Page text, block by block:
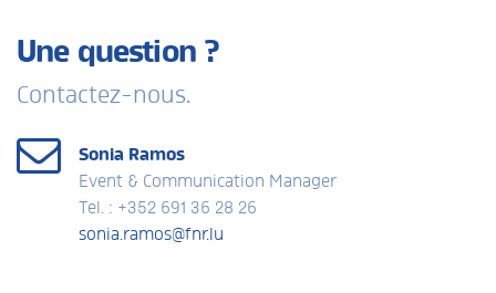
Une question ?
Contactez-nous.
Sonia Ramos
Event & Communication Manager
Tel. : +352 691 36 28 26
sonia.ramos@fnr.lu